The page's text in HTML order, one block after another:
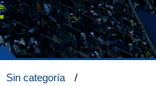
Sin categoría
/